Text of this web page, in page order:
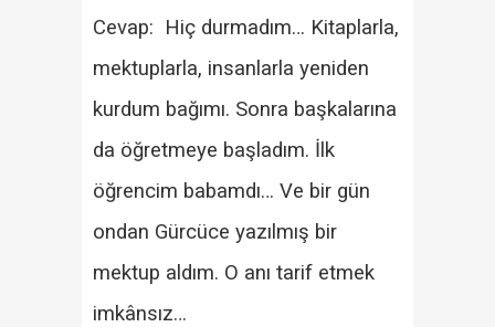
Cevap: Hiç durmadım… Kitaplarla,
mektuplarla, insanlarla yeniden
kurdum bağımı. Sonra başkalarına
da öğretmeye başladım. İlk
öğrencim babamdı… Ve bir gün
ondan Gürcüce yazılmış bir
mektup aldım. O anı tarif etmek
imkânsız…